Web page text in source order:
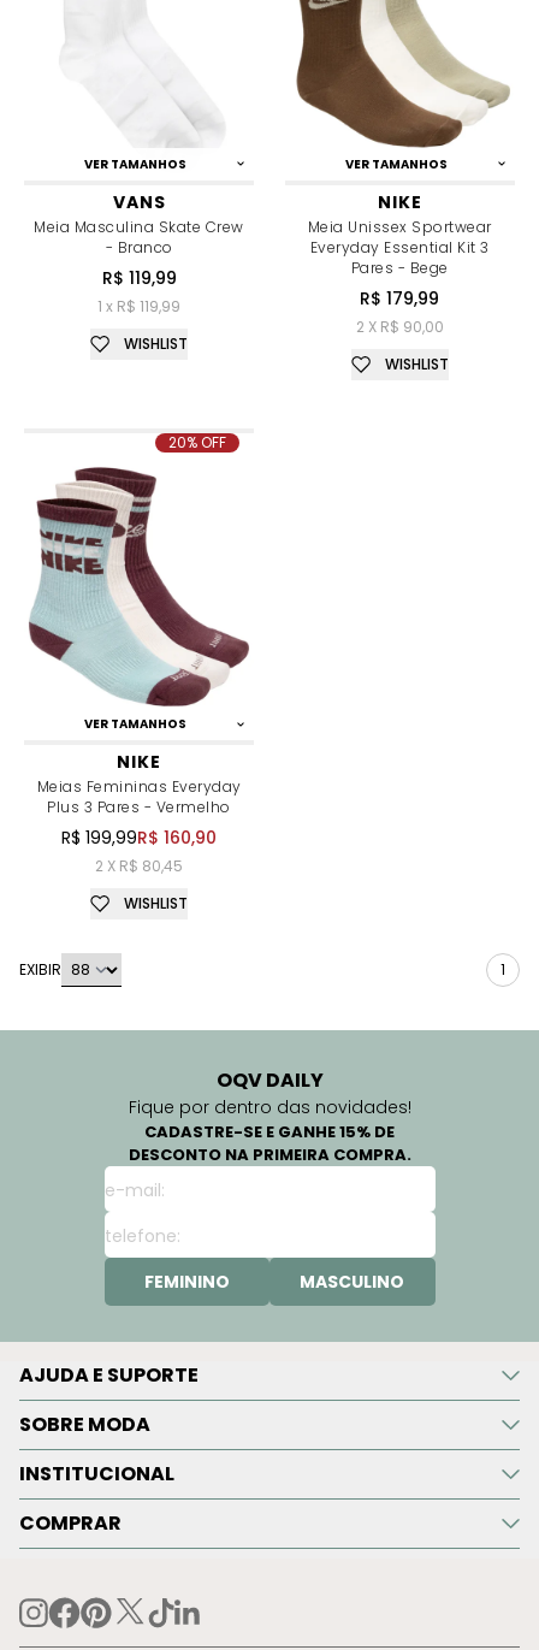
VER TAMANHOS
VANS
Meia Masculina Skate Crew
- Branco
R$ 119,99
1 x R$ 119,99
WISHLIST
VER TAMANHOS
NIKE
Meia Unissex Sportwear
Everyday Essential Kit 3
Pares - Bege
R$ 179,99
2 X R$ 90,00
WISHLIST
VER TAMANHOS
NIKE
Meias Femininas Everyday
Plus 3 Pares - Vermelho
R$ 199,99R$ 160,90
2 X R$ 80,45
20% OFF
WISHLIST
EXIBIR 1
OQV DAILY
Fique por dentro das novidades!
CADASTRE-SE E GANHE 15% DE
DESCONTO NA PRIMEIRA COMPRA.
FEMININO MASCULINO
AJUDA E SUPORTE
SOBRE MODA
INSTITUCIONAL
COMPRAR